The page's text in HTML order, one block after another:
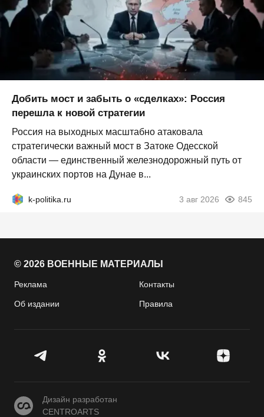
Добить мост и забыть о «сделках»: Россия
перешла к новой стратегии
Россия на выходных масштабно атаковала
стратегически важный мост в Затоке Одесской
области — единственный железнодорожный путь от
украинских портов на Дунае в...
k-politika.ru 3 авг 2026 845
© 2026 ВОЕННЫЕ МАТЕРИАЛЫ
Реклама Контакты
Об издании Правила
CENTROARTS